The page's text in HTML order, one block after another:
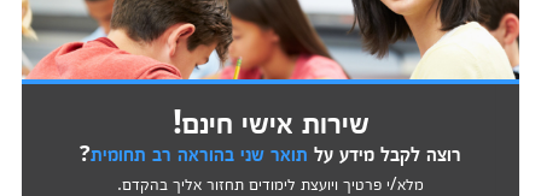
שירות אישי חינם!
רוצה לקבל מידע על תואר שני בהוראה רב תחומית?
מלא/י פרטיך ויועצת לימודים תחזור אליך בהקדם.